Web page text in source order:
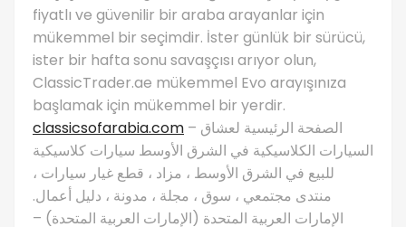
fiyatlı ve güvenilir bir araba arayanlar için
mükemmel bir seçimdir. İster günlük bir sürücü,
ister bir hafta sonu savaşçısı arıyor olun,
ClassicTrader.ae mükemmel Evo arayışınıza
başlamak için mükemmel bir yerdir.
classicsofarabia.com – الصفحة الرئيسية لعشاق
السيارات الكلاسيكية في الشرق الأوسط سيارات كلاسيكية
للبيع في الشرق الأوسط ، مزاد ، قطع غيار سيارات ،
منتدى مجتمعي ، سوق ، مجلة ، مدونة ، دليل أعمال.
الإمارات العربية المتحدة (الإمارات العربية المتحدة) –